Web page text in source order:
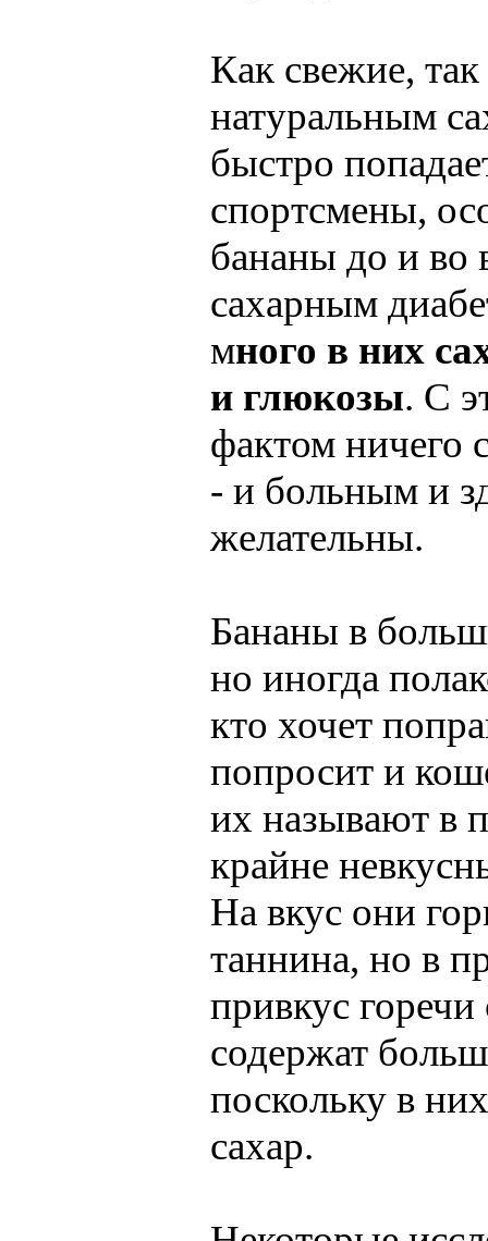
Как свежие,
натуральным
быстро
спортсмены,
бананы до и во
сахарным
много в них
и глюкозы. С
фактом ничего
- и больным и
желательны.
Бананы в
но иногда
кто хочет
попросит и
их называют в
крайне
На вкус они
таннина, но в
привкус
содержат
поскольку в
сахар.